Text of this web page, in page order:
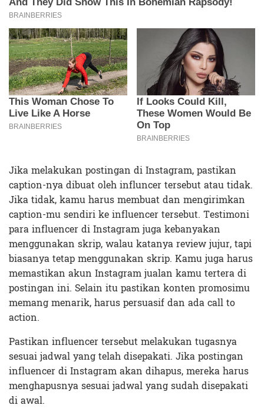
Jika melakukan postingan di Instagram, pastikan
caption-nya dibuat oleh influncer tersebut atau tidak.
Jika tidak, kamu harus membuat dan mengirimkan
caption-mu sendiri ke influencer tersebut. Testimoni
para influencer di Instagram juga kebanyakan
menggunakan skrip, walau katanya review jujur, tapi
biasanya tetap menggunakan skrip. Kamu juga harus
memastikan akun Instagram jualan kamu tertera di
postingan ini. Selain itu pastikan konten promosimu
memang menarik, harus persuasif dan ada call to
action.
Pastikan influencer tersebut melakukan tugasnya
sesuai jadwal yang telah disepakati. Jika postingan
influencer di Instagram akan dihapus, mereka harus
menghapusnya sesuai jadwal yang sudah disepakati
di awal.